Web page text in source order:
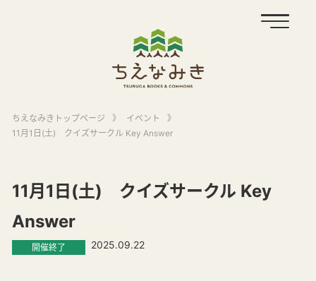
ちえなみきトップページ 》 イベント
》
11月1日(土) クイズサークル Key Answer
11月1日(土) クイズサークル Key
Answer
開催終了 2025.09.22